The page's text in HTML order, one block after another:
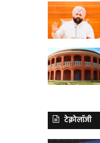
टेक्नोलॉजी